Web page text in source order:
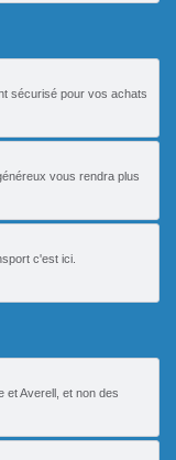
sécurisé pour vos achats
vous rendra plus
c'est ici.
et Averell, et non des